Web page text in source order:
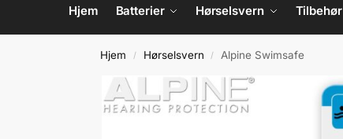
Hjem Batterier Hørselsvern Tilbehør
Hjem / Hørselsvern / Alpine Swimsafe